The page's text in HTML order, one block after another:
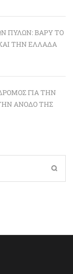
ΠΥΛΏΝ: BΑΡΎ ΤΟ
ΤΗΝ ΕΛΛΆΔΑ
ΓΙΑ ΤΗΝ
ΆΝΟΔΟ ΤΗΣ